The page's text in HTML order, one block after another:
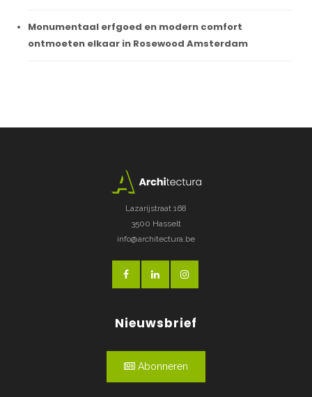
Monumentaal erfgoed en modern comfort
ontmoeten elkaar in Rosewood Amsterdam
Lazarijstraat 168
3500 Hasselt
info@architectura.be
Nieuwsbrief
Abonneren